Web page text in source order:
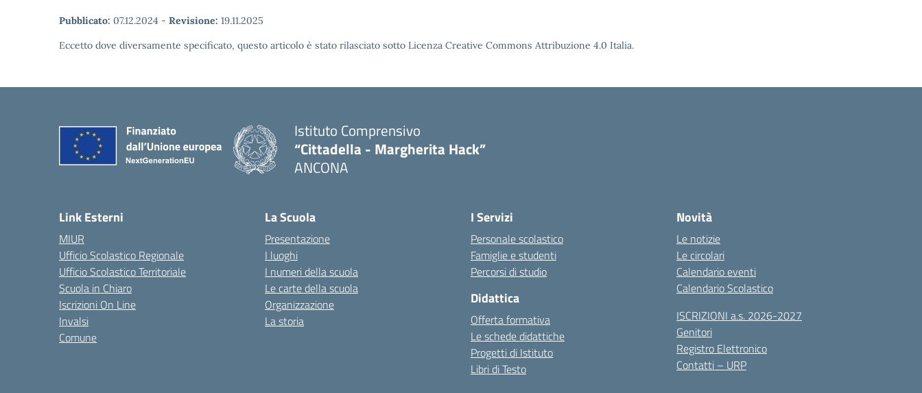
Pubblicato: 07.12.2024 - Revisione: 19.11.2025
Eccetto dove diversamente specificato, questo articolo è stato rilasciato sotto Licenza Creative Commons Attribuzione 4.0 Italia.
Istituto Comprensivo
“Cittadella - Margherita Hack”
ANCONA
Link Esterni
MIUR
Ufficio Scolastico Regionale
Ufficio Scolastico Territoriale
Scuola in Chiaro
Iscrizioni On Line
Invalsi
Comune
La Scuola
Presentazione
I luoghi
I numeri della scuola
Le carte della scuola
Organizzazione
La storia
I Servizi
Personale scolastico
Famiglie e studenti
Percorsi di studio
Didattica
Offerta formativa
Le schede didattiche
Progetti di Istituto
Libri di Testo
Novità
Le notizie
Le circolari
Calendario eventi
Calendario Scolastico
ISCRIZIONI a.s. 2026-2027
Genitori
Registro Elettronico
Contatti – URP